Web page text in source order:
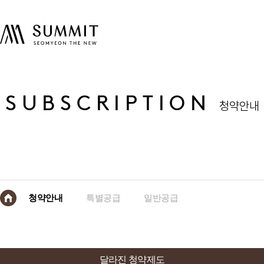
SUBSCRIPTION 청약안내
청약안내 특별공급 일반공급
달라진 청약제도